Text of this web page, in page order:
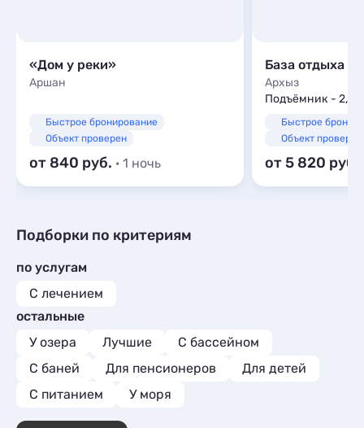
«Дом у реки»
Аршан
Быстрое бронирование
Объект проверен
от 840 · 1 ночь
База отдыха
Архыз
Подъёмник - 2,0
Быстрое
Объект проверен
от 5 820
Подборки по критериям
по услугам
С лечением
остальные
У озера
Лучшие
С бассейном
С баней
Для пенсионеров
Для детей
С питанием
У моря